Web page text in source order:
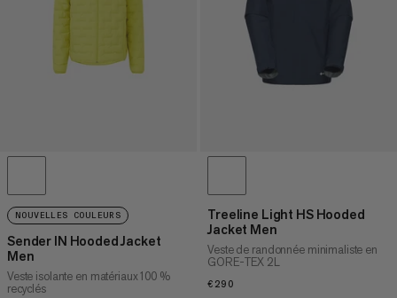
ÉVALUATION
NOUVELLES COULEURS
Sender IN Hooded Jacket
Men
Veste isolante en matériaux 100 %
recyclés
Treeline Light HS Hooded
Jacket Men
Veste de randonnée minimaliste en
GORE-TEX 2L
€290